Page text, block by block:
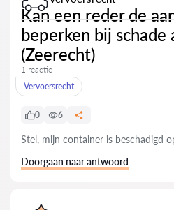
Kan een reder de
beperken bij schade
(Zeerecht)
1 reactie
Vervoersrecht
0 6
Stel, mijn container is beschadigd
Doorgaan naar antwoord